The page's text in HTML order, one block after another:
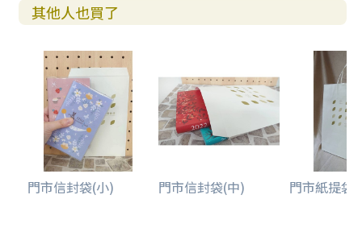
其他人也買了
門市信封袋(小) 門市信封袋(中) 門市紙提袋